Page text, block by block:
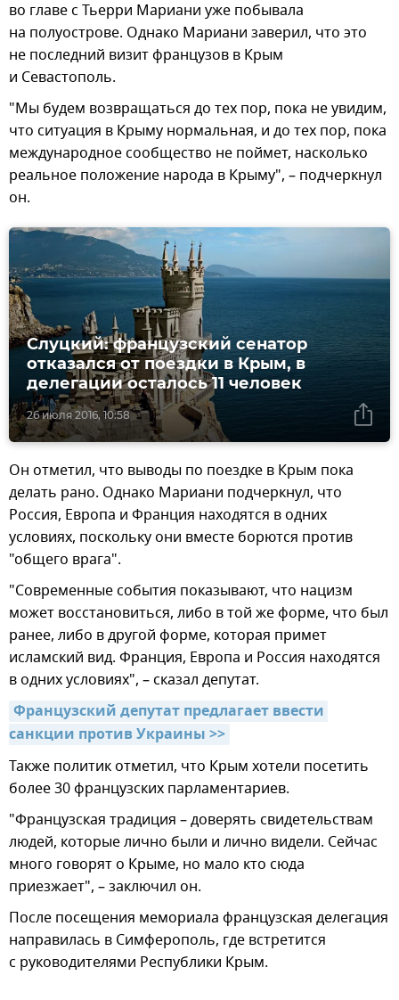
во главе с Тьерри Мариани уже побывала
на полуострове. Однако Мариани заверил, что это
не последний визит французов в Крым
и Севастополь.
"Мы будем возвращаться до тех пор, пока не увидим,
что ситуация в Крыму нормальная, и до тех пор, пока
международное сообщество не поймет, насколько
реальное положение народа в Крыму", – подчеркнул
он.
26 июля 2016, 10:58
Слуцкий: французский сенатор
отказался от поездки в Крым, в
делегации осталось 11 человек
Он отметил, что выводы по поездке в Крым пока
делать рано. Однако Мариани подчеркнул, что
Россия, Европа и Франция находятся в одних
условиях, поскольку они вместе борются против
"общего врага".
"Современные события показывают, что нацизм
может восстановиться, либо в той же форме, что был
ранее, либо в другой форме, которая примет
исламский вид. Франция, Европа и Россия находятся
в одних условиях", – сказал депутат.
Французский депутат предлагает ввести
санкции против Украины >>
Также политик отметил, что Крым хотели посетить
более 30 французских парламентариев.
"Французская традиция – доверять свидетельствам
людей, которые лично были и лично видели. Сейчас
много говорят о Крыме, но мало кто сюда
приезжает", – заключил он.
После посещения мемориала французская делегация
направилась в Симферополь, где встретится
с руководителями Республики Крым.